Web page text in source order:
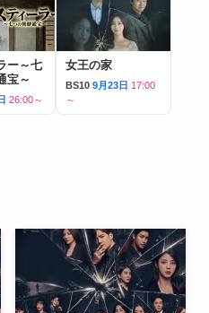
ー～七
宝～
26:00～
女王の家
BS10 9月23日 17:00
～